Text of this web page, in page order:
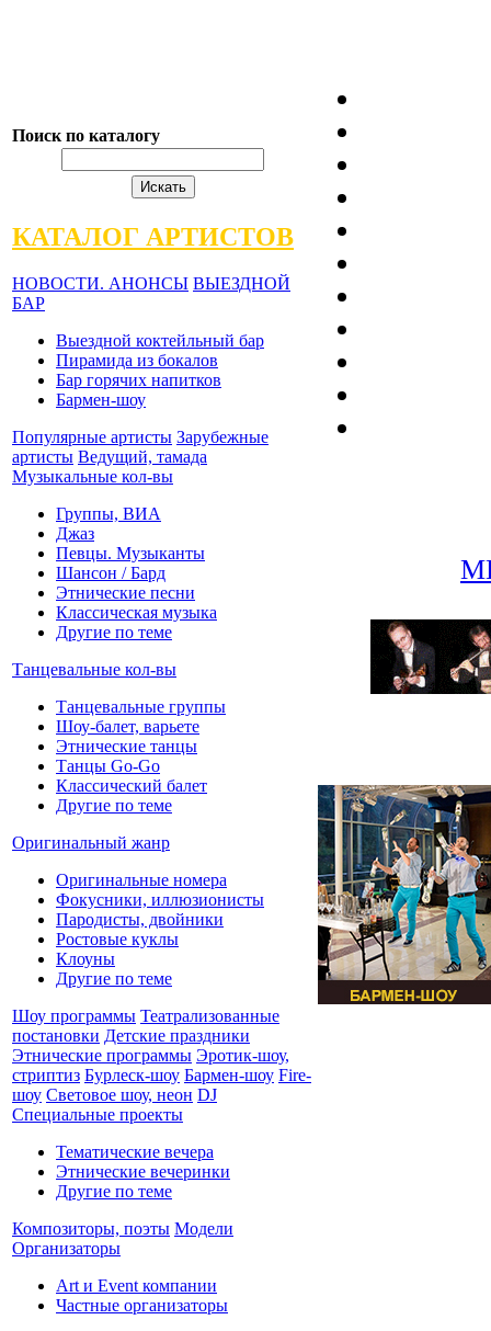
Поиск по каталогу
КАТАЛОГ АРТИСТОВ
НОВОСТИ. АНОНСЫ ВЫЕЗДНОЙ
БАР
Выездной коктейльный бар
Пирамида из бокалов
Бар горячих напитков
Бармен-шоу
Популярные артисты Зарубежные
артисты Ведущий, тамада
Музыкальные кол-вы
Группы, ВИА
Джаз
Певцы. Музыканты
Шансон / Бард
Этнические песни
Классическая музыка
Другие по теме
Танцевальные кол-вы
Танцевальные группы
Шоу-балет, варьете
Этнические танцы
Танцы Go-Go
Классический балет
Другие по теме
Оригинальный жанр
Оригинальные номера
Фокусники, иллюзионисты
Пародисты, двойники
Ростовые куклы
Клоуны
Другие по теме
Шоу программы Театрализованные
постановки Детские праздники
Этнические программы Эротик-шоу,
стриптиз Бурлеск-шоу Бармен-шоу Fire-
шоу Световое шоу, неон DJ
Специальные проекты
Тематические вечера
Этнические вечеринки
Другие по теме
Композиторы, поэты Модели
Организаторы
Art и Event компании
Частные организаторы